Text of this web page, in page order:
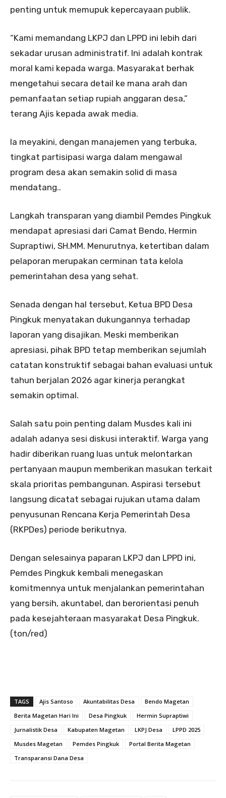
penting untuk memupuk kepercayaan publik.
“Kami memandang LKPJ dan LPPD ini lebih dari
sekadar urusan administratif. Ini adalah kontrak
moral kami kepada warga. Masyarakat berhak
mengetahui secara detail ke mana arah dan
pemanfaatan setiap rupiah anggaran desa,”
terang Ajis kepada awak media.
Ia meyakini, dengan manajemen yang terbuka,
tingkat partisipasi warga dalam mengawal
program desa akan semakin solid di masa
mendatang..
Langkah transparan yang diambil Pemdes Pingkuk
mendapat apresiasi dari Camat Bendo, Hermin
Supraptiwi, SH.MM. Menurutnya, ketertiban dalam
pelaporan merupakan cerminan tata kelola
pemerintahan desa yang sehat.
Senada dengan hal tersebut, Ketua BPD Desa
Pingkuk menyatakan dukungannya terhadap
laporan yang disajikan. Meski memberikan
apresiasi, pihak BPD tetap memberikan sejumlah
catatan konstruktif sebagai bahan evaluasi untuk
tahun berjalan 2026 agar kinerja perangkat
semakin optimal.
Salah satu poin penting dalam Musdes kali ini
adalah adanya sesi diskusi interaktif. Warga yang
hadir diberikan ruang luas untuk melontarkan
pertanyaan maupun memberikan masukan terkait
skala prioritas pembangunan. Aspirasi tersebut
langsung dicatat sebagai rujukan utama dalam
penyusunan Rencana Kerja Pemerintah Desa
(RKPDes) periode berikutnya.
Dengan selesainya paparan LKPJ dan LPPD ini,
Pemdes Pingkuk kembali menegaskan
komitmennya untuk menjalankan pemerintahan
yang bersih, akuntabel, dan berorientasi penuh
pada kesejahteraan masyarakat Desa Pingkuk.
(ton/red)
TAGS Ajis Santoso Akuntabilitas Desa
Bendo Magetan
Berita Magetan Hari Ini
Desa Pingkuk
Hermin Supraptiwi
Jurnalistik Desa
Kabupaten Magetan LKPJ Desa
LPPD 2025
Musdes Magetan
Pemdes Pingkuk
Portal Berita Magetan
Transparansi Dana Desa